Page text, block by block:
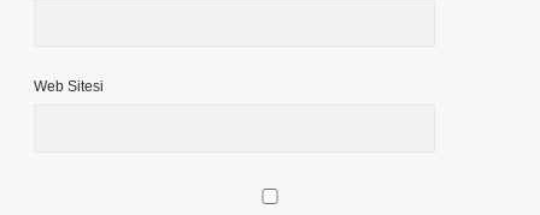
Web Sitesi